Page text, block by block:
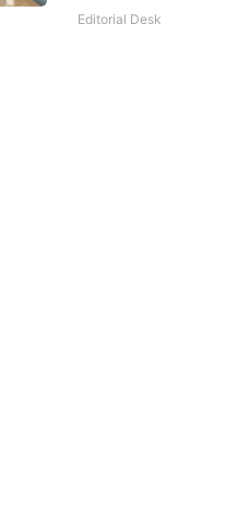
Editorial Desk